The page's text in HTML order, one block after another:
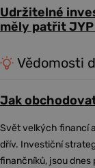
Udržitelné
měly patřit
Vědomosti
Jak
Svět velkých financí
dřív. Investiční
finančníků, jsou dnes